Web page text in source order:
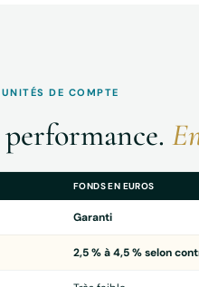
DE COMPTE
FONDS EN EUROS
Garanti
2,5 % à 4,5 % selon